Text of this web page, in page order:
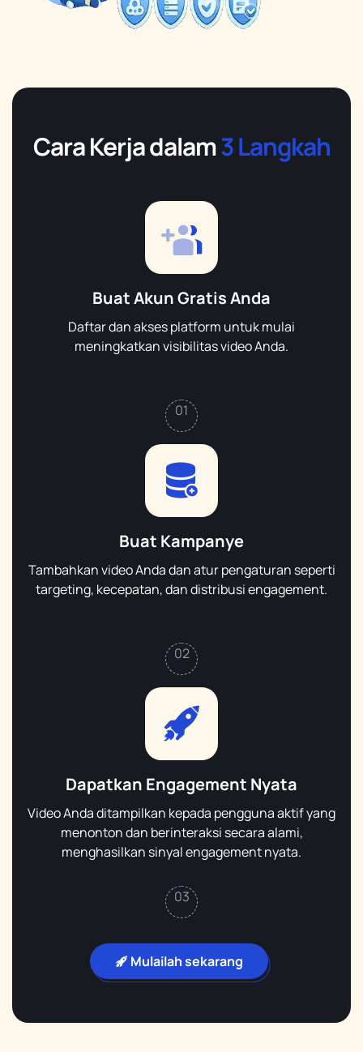
Cara Kerja dalam3 Langkah
Buat Akun Gratis Anda
Daftar dan akses platform untuk mulai
meningkatkan visibilitas video Anda.
01
Buat Kampanye
Tambahkan video Anda dan atur pengaturan seperti
targeting, kecepatan, dan distribusi engagement.
02
Dapatkan Engagement Nyata
Video Anda ditampilkan kepada pengguna aktif yang
menonton dan berinteraksi secara alami,
menghasilkan sinyal engagement nyata.
03
Mulailah sekarang